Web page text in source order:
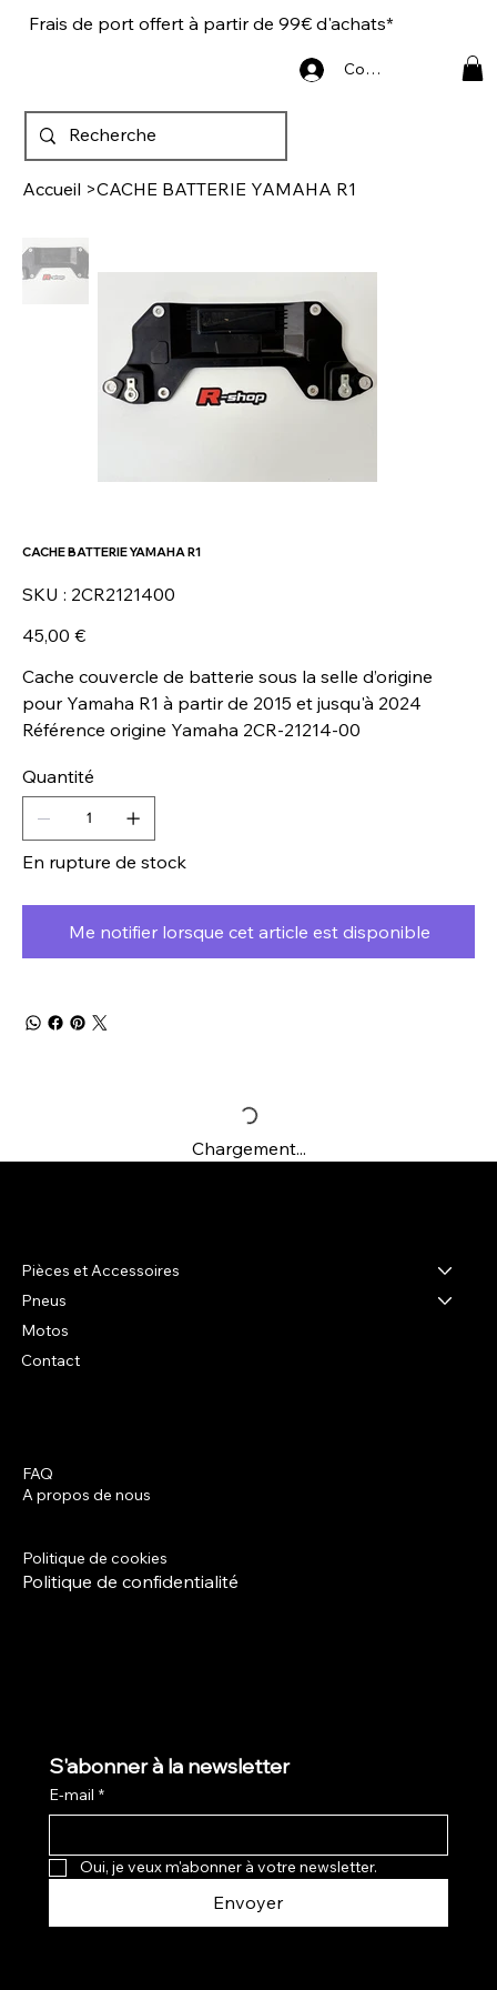
Frais de port offert à partir de 99€ d'achats*
Connexion
Accueil >CACHE BATTERIE YAMAHA R1
CACHE BATTERIE YAMAHA R1
SKU : SKU
2CR2121400
2CR2121400
Prix
45,00 €
Cache couvercle de batterie sous la selle d’origine
pour Yamaha R1 à partir de 2015 et jusqu'à 2024
Référence origine Yamaha 2CR-21214-00
Quantité
En rupture de stock
Me notifier lorsque cet article est disponible
Chargement...
Pièces et Accessoires
Pneus
Motos
Contact
FAQ
A propos de nous
Politique de cookies
Politique de confidentialité
S'abonner à la newsletter
E-mail *
Oui, je veux m'abonner à votre newsletter.
Envoyer